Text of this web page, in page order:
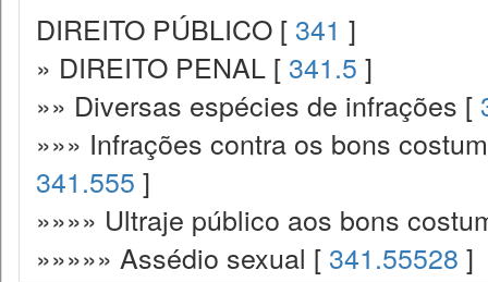
DIREITO PÚBLICO [ 341 ]
» DIREITO PENAL [ 341.5 ]
»» Diversas espécies de infrações [
»»» Infrações contra os bons
341.555 ]
»»»» Ultraje público aos bons
»»»»» Assédio sexual [ 341.55528 ]